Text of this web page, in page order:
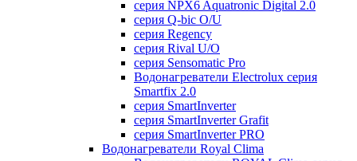
серия NPX6 Aquatronic Digital 2.0
серия Q-bic O/U
серия Regency
серия Rival U/О
серия Sensomatic Pro
Водонагреватели Electrolux серия
Smartfix 2.0
серия SmartInverter
серия SmartInverter Grafit
серия SmartInverter PRO
Водонагреватели Royal Clima